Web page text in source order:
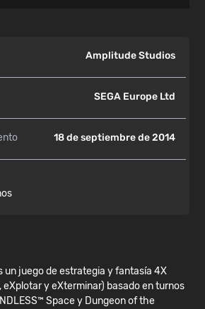
Amplitude Studios
SEGA Europe Ltd
18 de septiembre de 2014
un juego de estrategia y fantasía 4X
eXplotar y eXterminar) basado en turnos
Space y Dungeon of the